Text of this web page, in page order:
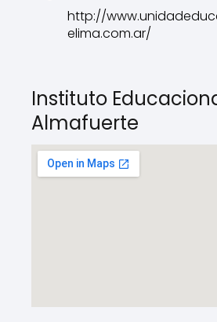
http://
elima.com.ar/
Instituto
Almafuerte